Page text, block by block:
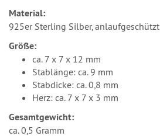
Material:
925er Sterling Silber, anlaufgeschützt
Größe:
ca. 7 x 7 x 12 mm
Stablänge: ca. 9 mm
Stabdicke: ca. 0,8 mm
Herz: ca. 7 x 7 x 3 mm
Gesamtgewicht:
ca. 0,5 Gramm